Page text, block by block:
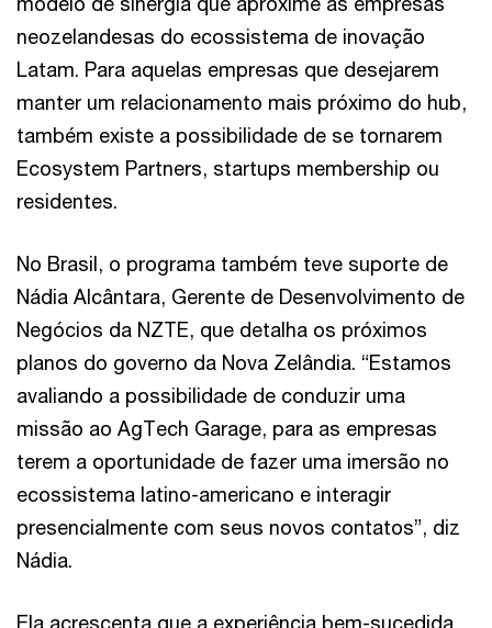
neozelandesas do ecossistema de inovação
Latam. Para aquelas empresas que desejarem
manter um relacionamento mais próximo do hub,
também existe a possibilidade de se tornarem
Ecosystem Partners, startups membership ou
residentes.
No Brasil, o programa também teve suporte de
Nádia Alcântara, Gerente de Desenvolvimento de
Negócios da NZTE, que detalha os próximos
planos do governo da Nova Zelândia. “Estamos
avaliando a possibilidade de conduzir uma
missão ao AgTech Garage, para as empresas
terem a oportunidade de fazer uma imersão no
ecossistema latino-americano e interagir
presencialmente com seus novos contatos”, diz
Nádia.
Ela acrescenta que a experiência bem-sucedida